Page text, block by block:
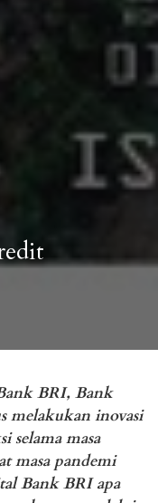
BRI, Bank
melakukan inovasi
selama masa
masa pandemi
Bank BRI apa